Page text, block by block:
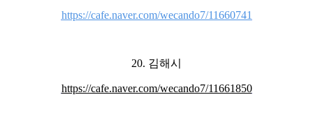
https://cafe.naver.com/wecando7/11660741
20. 김해시
https://cafe.naver.com/wecando7/11661850